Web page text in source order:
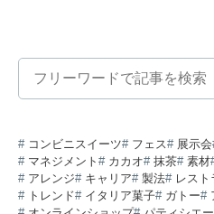
コンビニスイーツ フェス 展示会
マネジメント
カカオ 抹茶 素材
アレンジ
キャリア 製法 レスト
トレンド
イタリア菓子 ガトー